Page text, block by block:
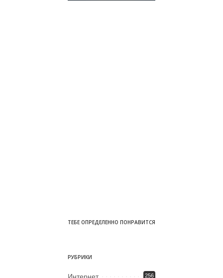
ТЕБЕ ОПРЕДЕЛЕННО ПОНРАВИТСЯ
РУБРИКИ
256